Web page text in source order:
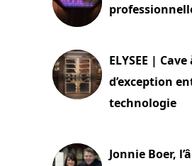
ELYSEE |
d’exception
technologie
Jonnie Boer,